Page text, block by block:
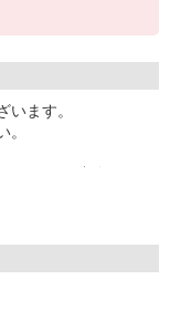
います。
とスムーズです。